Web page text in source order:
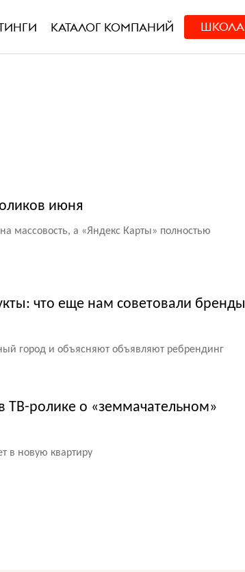
КАТАЛОГ КОМПАНИЙ ШКОЛА
июня
массовость, а «Яндекс Карты» полностью
что еще нам советовали бренды
город и объясняют объявляют ребрендинг
ТВ-ролике о «земмачательном»
в новую квартиру